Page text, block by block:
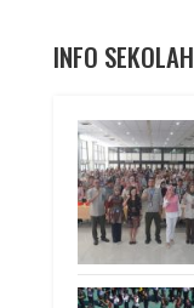
INFO SEKOLAH